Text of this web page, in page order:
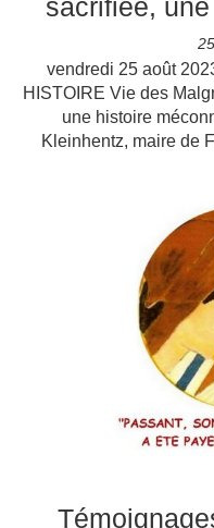
sacrifiée,
vendredi 25 août
HISTOIRE Vie des
une histoire
Kleinhentz, maire de